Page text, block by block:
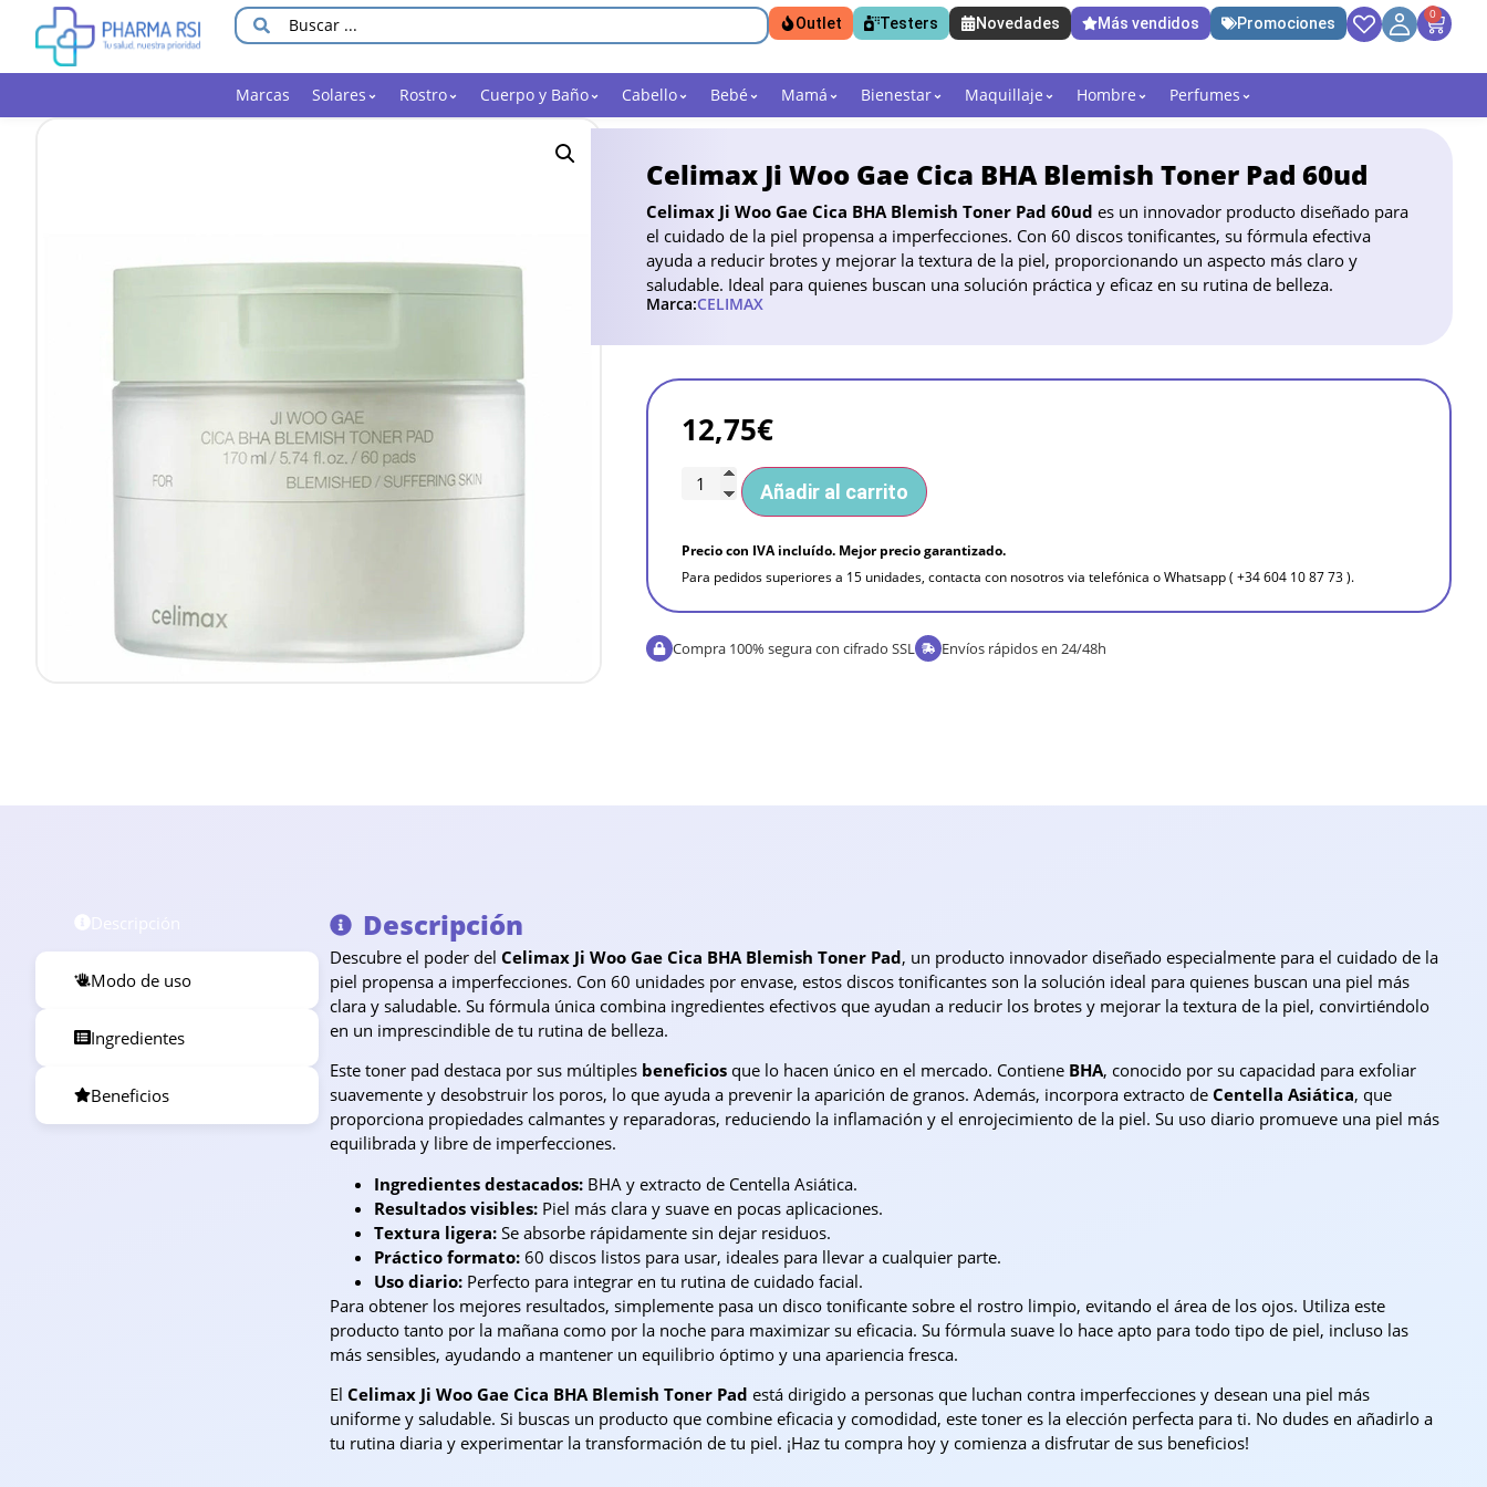
Outlet Testers Novedades Más vendidos Promociones
0
Marcas Solares Rostro Cuerpo y Baño Cabello Bebé Mamá Bienestar Maquillaje Hombre Perfumes
Celimax Ji Woo Gae Cica BHA Blemish Toner Pad 60ud
Celimax Ji Woo Gae Cica BHA Blemish Toner Pad 60ud es un innovador producto diseñado para
el cuidado de la piel propensa a imperfecciones. Con 60 discos tonificantes, su fórmula efectiva
ayuda a reducir brotes y mejorar la textura de la piel, proporcionando un aspecto más claro y
saludable. Ideal para quienes buscan una solución práctica y eficaz en su rutina de belleza.
Marca:CELIMAX
12,75€
Añadir al carrito
Precio con IVA incluído. Mejor precio garantizado.
Para pedidos superiores a 15 unidades, contacta con nosotros via telefónica o Whatsapp ( +34 604 10 87 73 ).
Compra 100% segura con cifrado SSL Envíos rápidos en 24/48h
Modo de uso
Ingredientes
Beneficios
Descripción
Descubre el poder del Celimax Ji Woo Gae Cica BHA Blemish Toner Pad, un producto innovador diseñado especialmente para el cuidado de la
piel propensa a imperfecciones. Con 60 unidades por envase, estos discos tonificantes son la solución ideal para quienes buscan una piel más
clara y saludable. Su fórmula única combina ingredientes efectivos que ayudan a reducir los brotes y mejorar la textura de la piel, convirtiéndolo
en un imprescindible de tu rutina de belleza.
Este toner pad destaca por sus múltiples beneficios que lo hacen único en el mercado. Contiene BHA, conocido por su capacidad para exfoliar
suavemente y desobstruir los poros, lo que ayuda a prevenir la aparición de granos. Además, incorpora extracto de Centella Asiática, que
proporciona propiedades calmantes y reparadoras, reduciendo la inflamación y el enrojecimiento de la piel. Su uso diario promueve una piel más
equilibrada y libre de imperfecciones.
Ingredientes destacados: BHA y extracto de Centella Asiática.
Resultados visibles: Piel más clara y suave en pocas aplicaciones.
Textura ligera: Se absorbe rápidamente sin dejar residuos.
Práctico formato: 60 discos listos para usar, ideales para llevar a cualquier parte.
Uso diario: Perfecto para integrar en tu rutina de cuidado facial.
Para obtener los mejores resultados, simplemente pasa un disco tonificante sobre el rostro limpio, evitando el área de los ojos. Utiliza este
producto tanto por la mañana como por la noche para maximizar su eficacia. Su fórmula suave lo hace apto para todo tipo de piel, incluso las
más sensibles, ayudando a mantener un equilibrio óptimo y una apariencia fresca.
El Celimax Ji Woo Gae Cica BHA Blemish Toner Pad está dirigido a personas que luchan contra imperfecciones y desean una piel más
uniforme y saludable. Si buscas un producto que combine eficacia y comodidad, este toner es la elección perfecta para ti. No dudes en añadirlo a
tu rutina diaria y experimentar la transformación de tu piel. ¡Haz tu compra hoy y comienza a disfrutar de sus beneficios!